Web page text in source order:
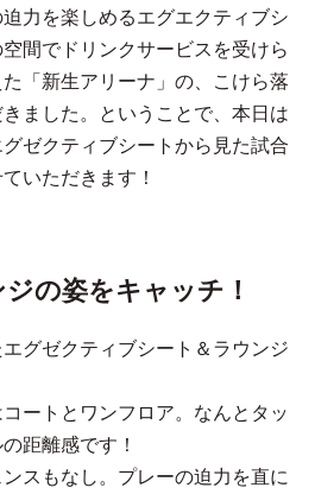
力を楽しめるエグエクティブシ
間でドリンクサービスを受けら
「新生アリーナ」の、こけら落
ました。ということで、本日は
ゼクティブシートから見た試合
いただきます！
の姿をキャッチ！
グゼクティブシート＆ラウンジ
ートとワンフロア。なんとタッ
距離感です！
スもなし。プレーの迫力を直に